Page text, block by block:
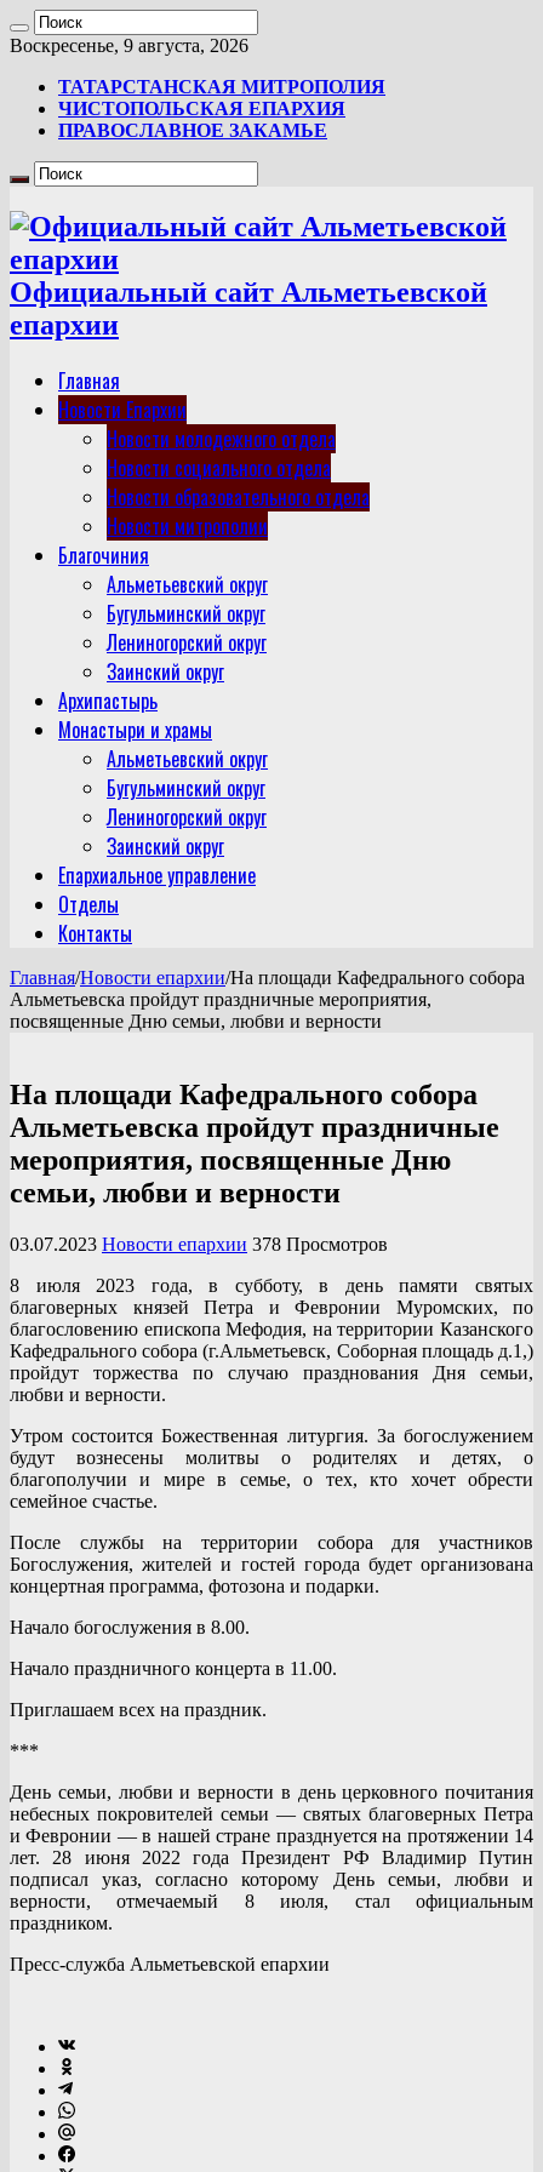
Воскресенье, 9 августа, 2026
ТАТАРСТАНСКАЯ МИТРОПОЛИЯ
ЧИСТОПОЛЬСКАЯ ЕПАРХИЯ
ПРАВОСЛАВНОЕ ЗАКАМЬЕ
Официальный сайт Альметьевской
епархии
Главная
Новости Епархии
Новости молодежного отдела
Новости социального отдела
Новости образовательного отдела
Новости митрополии
Благочиния
Альметьевский округ
Бугульминский округ
Лениногорский округ
Заинский округ
Архипастырь
Монастыри и храмы
Альметьевский округ
Бугульминский округ
Лениногорский округ
Заинский округ
Епархиальное управление
Отделы
Контакты
Главная/Новости епархии/На площади Кафедрального собора
Альметьевска пройдут праздничные мероприятия,
посвященные Дню семьи, любви и верности
На площади Кафедрального собора
Альметьевска пройдут праздничные
мероприятия, посвященные Дню
семьи, любви и верности
03.07.2023 Новости епархии 378 Просмотров
8 июля 2023 года, в субботу, в день памяти святых
благоверных князей Петра и Февронии Муромских, по
благословению епископа Мефодия, на территории Казанского
Кафедрального собора (г.Альметьевск, Соборная площадь д.1,)
пройдут торжества по случаю празднования Дня семьи,
любви и верности.
Утром состоится Божественная литургия. За богослужением
будут вознесены молитвы о родителях и детях, о
благополучии и мире в семье, о тех, кто хочет обрести
семейное счастье.
После службы на территории собора для участников
Богослужения, жителей и гостей города будет организована
концертная программа, фотозона и подарки.
Начало богослужения в 8.00.
Начало праздничного концерта в 11.00.
Приглашаем всех на праздник.
***
День семьи, любви и верности в день церковного почитания
небесных покровителей семьи — святых благоверных Петра
и Февронии — в нашей стране празднуется на протяжении 14
лет. 28 июня 2022 года Президент РФ Владимир Путин
подписал указ, согласно которому День семьи, любви и
верности, отмечаемый 8 июля, стал официальным
праздником.
Пресс-служба Альметьевской епархии